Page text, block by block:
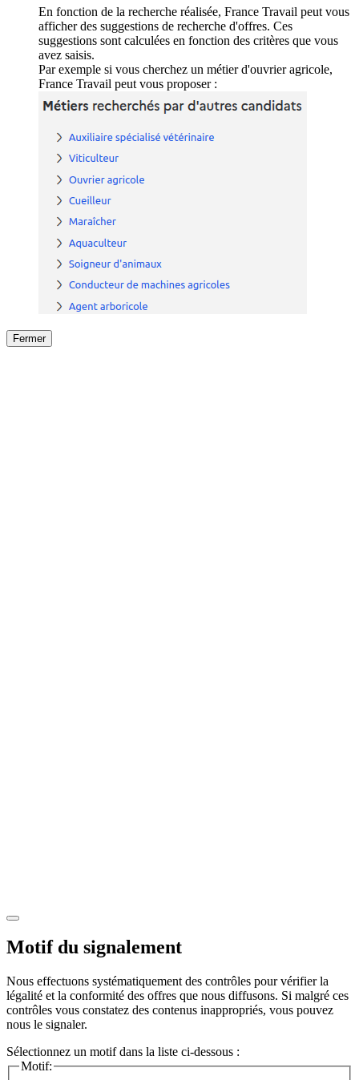
En fonction de la recherche réalisée, France Travail peut vous
afficher des suggestions de recherche d'offres. Ces
suggestions sont calculées en fonction des critères que vous
avez saisis.
Par exemple si vous cherchez un métier d'ouvrier agricole,
France Travail peut vous proposer :
Fermer
Motif du signalement
Nous effectuons systématiquement des contrôles pour vérifier la
légalité et la conformité des offres que nous diffusons. Si malgré ces
contrôles vous constatez des contenus inappropriés, vous pouvez
nous le signaler.
Sélectionnez un motif dans la liste ci-dessous :
Motif: